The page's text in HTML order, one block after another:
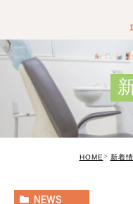
HOME 新着
NEWS